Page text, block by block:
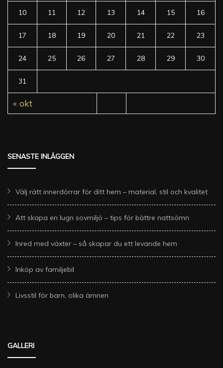
10 11 12 13 14 15 16
17 18 19 20 21 22 23
24 25 26 27 28 29 30
31
« okt
SENASTE INLÄGGEN
Välj rätt innerdörrar för ditt hem – material, stil och kvalitet
Att skapa en lugn sovmiljö – tips för bättre nattsömn
Inred med växter – så skapar du ett levande hem
Inköp av familjebil
Livsstil för barn, olika ämnen
GALLERI